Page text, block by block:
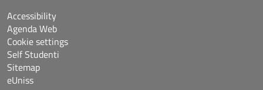
Accessibility
Agenda Web
Cookie settings
Self Studenti
Sitemap
eUniss